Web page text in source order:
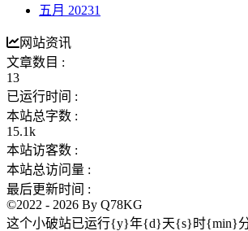
五月 20231
网站资讯
文章数目 :
13
已运行时间 :
本站总字数 :
15.1k
本站访客数 :
本站总访问量 :
最后更新时间 :
©2022 - 2026 By Q78KG
这个小破站已运行{y}年{d}天{s}时{min}